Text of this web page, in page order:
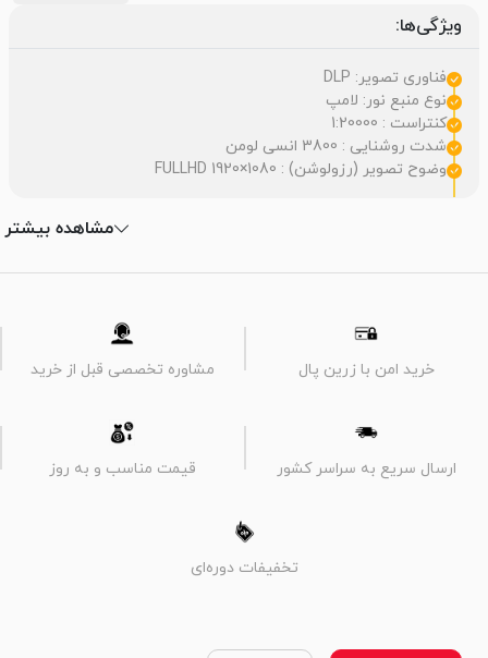
ویژگی‌ها:
فناوری تصویر: DLP
نوع منبع نور: لامپ
کنتراست : 1:20000
شدت روشنایی : 3800 انسی لومن
وضوح تصویر (رزولوشن) : FULLHD 1920×1080
مشاهده بیشتر
خرید امن با زرین پال مشاوره تخصصی قبل از خرید
ارسال سریع به سراسر کشور قیمت مناسب و به روز
تخفیفات دوره‌ای